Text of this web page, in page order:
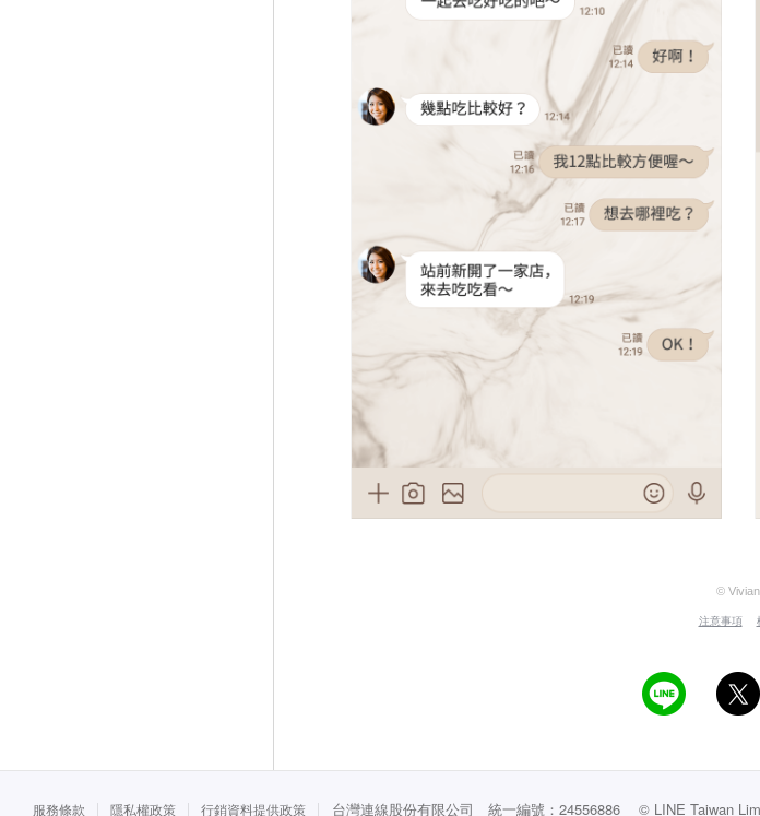
© Vivian
注意事項
服務條款 隱私權政策 行銷資料提供政策 台灣連線股份有限公司 統一編號：24556886 © LINE Taiwan